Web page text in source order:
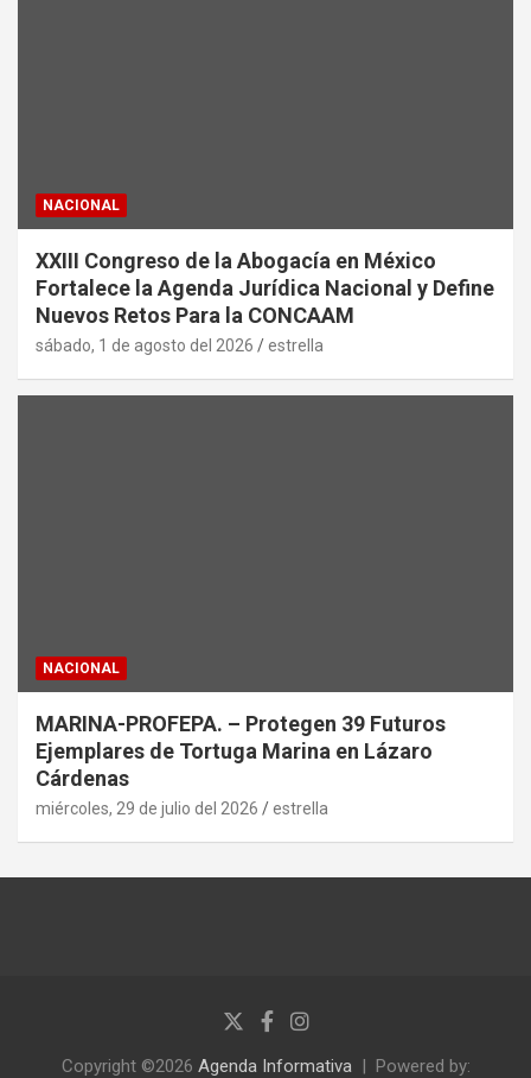
NACIONAL
XXIII Congreso de la Abogacía en México
Fortalece la Agenda Jurídica Nacional y Define
Nuevos Retos Para la CONCAAM
sábado, 1 de agosto del 2026 estrella
NACIONAL
MARINA-PROFEPA. – Protegen 39 Futuros
Ejemplares de Tortuga Marina en Lázaro
Cárdenas
miércoles, 29 de julio del 2026 estrella
Copyright ©2026 Agenda Informativa Powered by: